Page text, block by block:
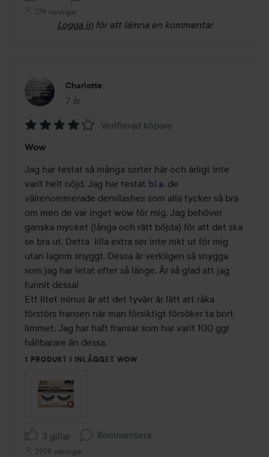
779 visningar
Logga in för att lämna en kommentar
Charlotte
7 år
Inlägget skapades 7 år
4
av
5
Verifierad köpare
Wow
Jag har testat så många sorter här och ärligt inte
varit helt nöjd. Jag har testat bl.a. de
välrenommerade demilashes som alla tycker så bra
om men de var inget wow för mig. Jag behöver
ganska mycket (långa och rätt böjda) för att det ska
se bra ut. Detta  lilla extra ser inte mkt ut för mig
utan lagom snyggt. Dessa är verkligen så snygga
som jag har letat efter så länge. Är så glad att jag
funnit dessa!
Ett litet minus är att det tyvärr är lätt att råka
förstörs fransen när man försiktigt försöker ta bort
limmet. Jag har haft fransar som har varit 100 ggr
hållbarare än dessa.
1 PRODUKT I INLÄGGET WOW
3 gillar Kommentera
2929 visningar